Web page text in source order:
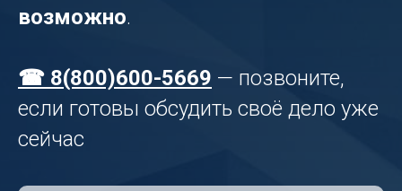
возможно.
☎ 8(800)600-5669 — позвоните,
если готовы обсудить своё дело уже
сейчас